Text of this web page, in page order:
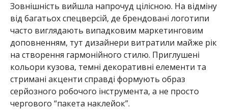
Зовнішність вийшла напрочуд цілісною. На відміну
від багатьох спецверсій, де брендовані логотипи
часто виглядають випадковим маркетинговим
доповненням, тут дизайнери витратили майже рік
на створення гармонійного стилю. Приглушені
кольори кузова, темні декоративні елементи та
стримані акценти справді формують образ
серйозного робочого інструмента, а не просто
чергового “пакета наклейок”.